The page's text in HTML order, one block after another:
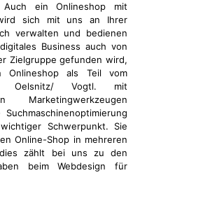
Auch ein Onlineshop mit
sich mit uns an Ihrer
verwalten und bedienen
Business auch von
Zielgruppe gefunden wird,
Onlineshop als Teil vom
Oelsnitz/ Vogtl. mit
Marketingwerkzeugen
Schwerpunkt. Sie
Online-Shop in mehreren
dies zählt bei uns zu den
beim Webdesign für